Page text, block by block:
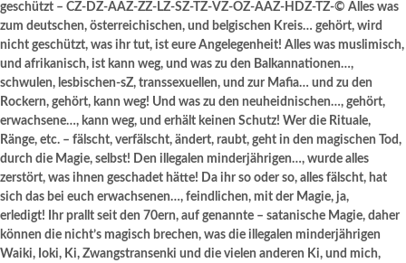
geschützt – CZ-DZ-AAZ-ZZ-LZ-SZ-TZ-VZ-OZ-AAZ-HDZ-TZ-© Alles was
zum deutschen, österreichischen, und belgischen Kreis… gehört, wird
nicht geschützt, was ihr tut, ist eure Angelegenheit! Alles was muslimisch,
und afrikanisch, ist kann weg, und was zu den Balkannationen…,
schwulen, lesbischen-sZ, transsexuellen, und zur Mafia… und zu den
Rockern, gehört, kann weg! Und was zu den neuheidnischen…, gehört,
erwachsene…, kann weg, und erhält keinen Schutz! Wer die Rituale,
Ränge, etc. – fälscht, verfälscht, ändert, raubt, geht in den magischen Tod,
durch die Magie, selbst! Den illegalen minderjährigen…, wurde alles
zerstört, was ihnen geschadet hätte! Da ihr so oder so, alles fälscht, hat
sich das bei euch erwachsenen…, feindlichen, mit der Magie, ja,
erledigt! Ihr prallt seit den 70ern, auf genannte – satanische Magie, daher
können die nicht’s magisch brechen, was die illegalen minderjährigen
Waiki, Ioki, Ki, Zwangstransenki und die vielen anderen Ki, und mich,